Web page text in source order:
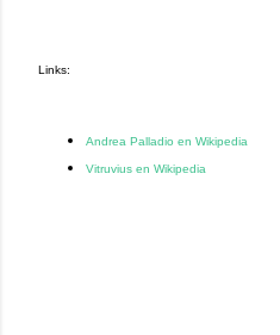
Links:
Andrea Palladio en Wikipedia
Vitruvius en Wikipedia